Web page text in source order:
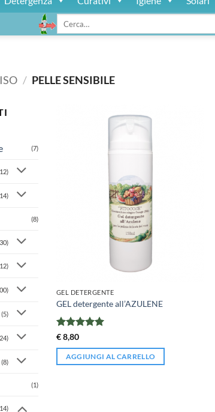
Cerca:
/ PELLE SENSIBILE
(7)
(8)
(5)
(8)
(1)
GEL DETERGENTE
GEL detergente all’AZULENE
Valutato
€8,80
AGGIUNGI AL CARRELLO